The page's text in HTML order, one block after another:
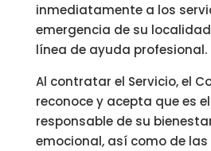
inmediatamente a los
emergencia de su localidad
línea de ayuda profesional.
Al contratar el Servicio, el
reconoce y acepta que es
responsable de su
emocional, así como de las